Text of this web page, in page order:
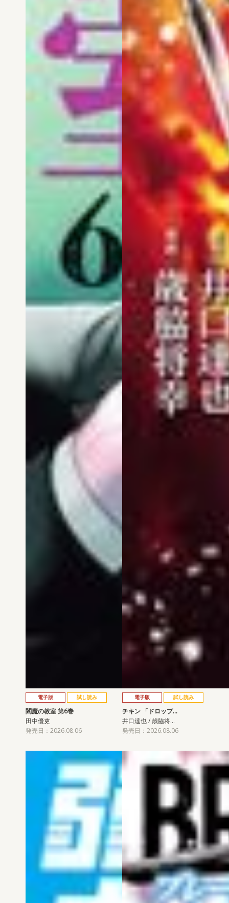
電子版 試し読み
閻魔の教室 第6巻
田中優吏
発売日：2026.08.06
電子版 試し読み
チキン 「ドロップ…
井口達也 / 歳脇将…
発売日：2026.08.06